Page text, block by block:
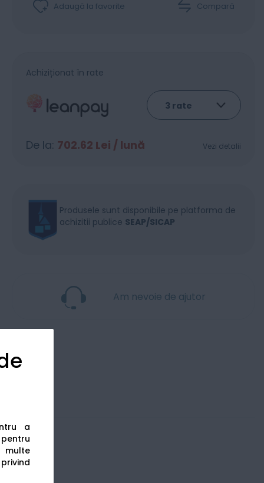
a
multe
Adaugă la favorite Compară
Achiziționat în rate
De la: 702.62 Lei / lună Vezi detalii
Produsele sunt disponibile pe platforma de
achizitii publice SEAP/SICAP
Am nevoie de ajutor